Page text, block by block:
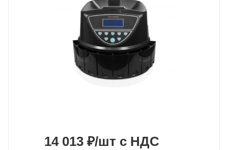
14 013 ₽/шт с НДС